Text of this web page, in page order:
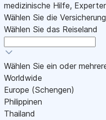
medizinische Hilfe,
Wählen Sie die
Wählen Sie das Reiseland
Wählen Sie ein oder
Worldwide
Europe (Schengen)
Philippinen
Thailand